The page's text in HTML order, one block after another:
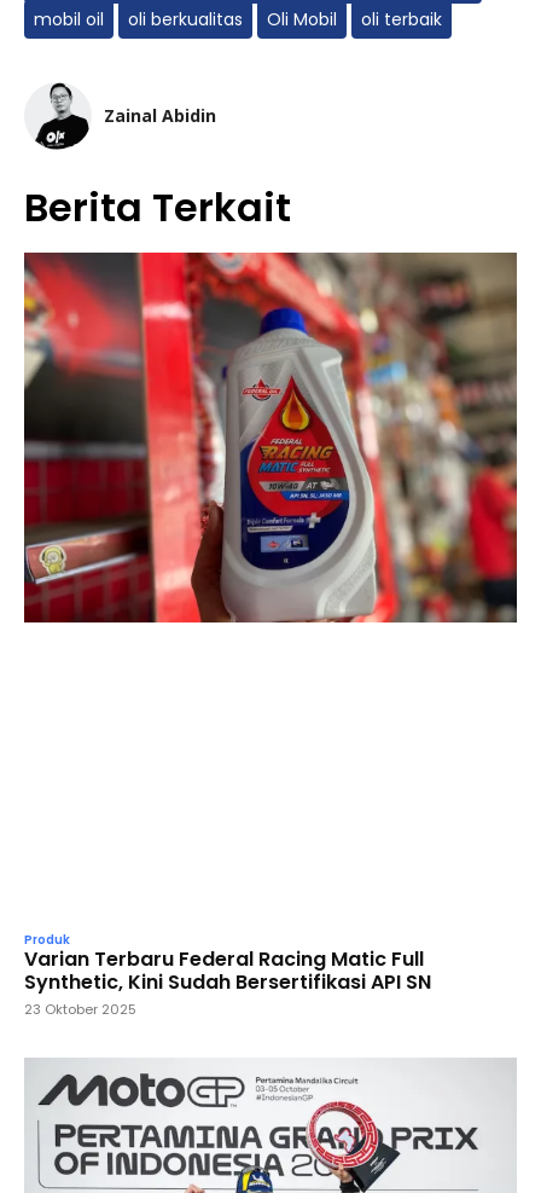
mobil oil oli berkualitas Oli Mobil oli terbaik
Zainal Abidin
Berita Terkait
Produk
Varian Terbaru Federal Racing Matic Full
Synthetic, Kini Sudah Bersertifikasi API SN
23 Oktober 2025